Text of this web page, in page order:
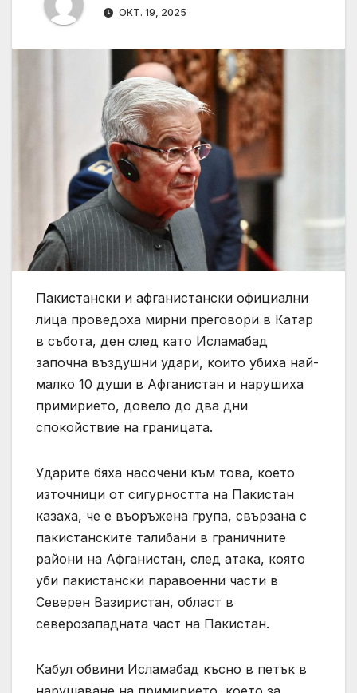
ОКТ. 19, 2025
Пакистански и афганистански официални
лица проведоха мирни преговори в Катар
в събота, ден след като Исламабад
започна въздушни удари, които убиха най-
малко 10 души в Афганистан и нарушиха
примирието, довело до два дни
спокойствие на границата.
Ударите бяха насочени към това, което
източници от сигурността на Пакистан
казаха, че е въоръжена група, свързана с
пакистанските талибани в граничните
райони на Афганистан, след атака, която
уби пакистански паравоенни части в
Северен Вазиристан, област в
северозападната част на Пакистан.
Кабул обвини Исламабад късно в петък в